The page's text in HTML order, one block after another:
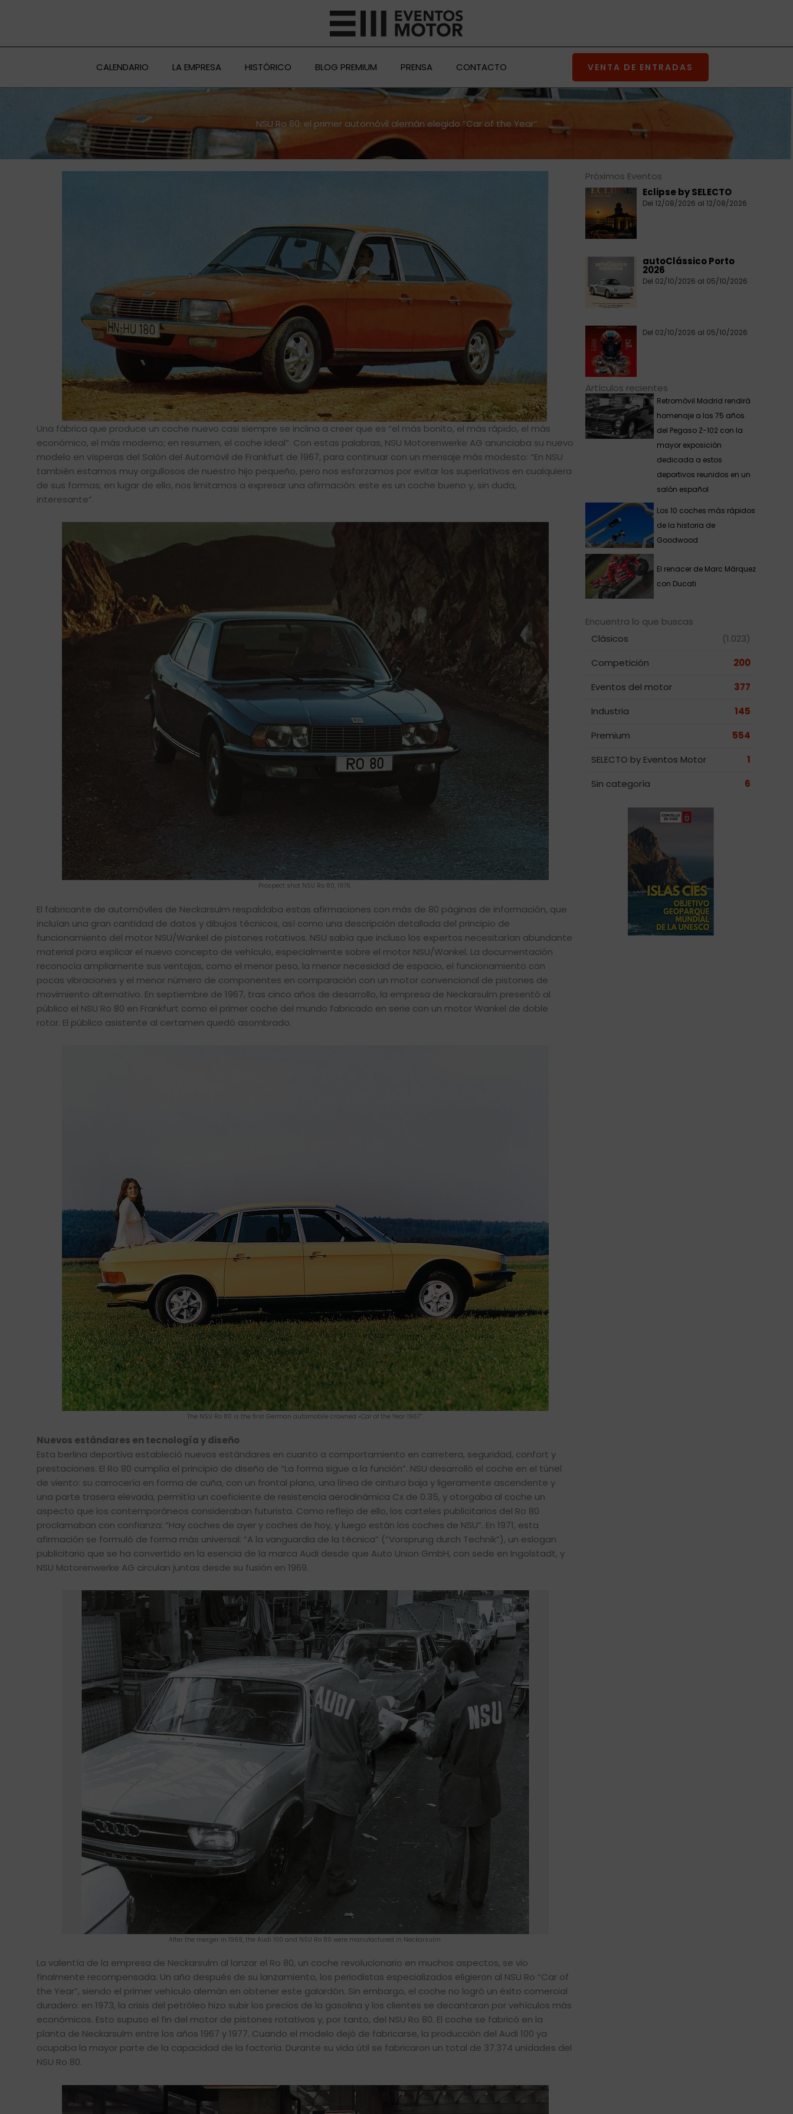
CALENDARIO LA EMPRESA HISTÓRICO BLOG PREMIUM PRENSA CONTACTO VENTA DE ENTRADAS
NSU Ro 80: el primer automóvil alemán elegido “Car of the Year”
Una fábrica que produce un coche nuevo casi siempre se inclina a creer que es “el más bonito, el más rápido, el más
económico, el más moderno; en resumen, el coche ideal”. Con estas palabras, NSU Motorenwerke AG anunciaba su nuevo
modelo en vísperas del Salón del Automóvil de Frankfurt de 1967, para continuar con un mensaje más modesto: “En NSU
también estamos muy orgullosos de nuestro hijo pequeño, pero nos esforzamos por evitar los superlativos en cualquiera
de sus formas; en lugar de ello, nos limitamos a expresar una afirmación: este es un coche bueno y, sin duda,
interesante”.
Prospect shot NSU Ro 80, 1976.
El fabricante de automóviles de Neckarsulm respaldaba estas afirmaciones con más de 80 páginas de información, que
incluían una gran cantidad de datos y dibujos técnicos, así como una descripción detallada del principio de
funcionamiento del motor NSU/Wankel de pistones rotativos. NSU sabía que incluso los expertos necesitarían abundante
material para explicar el nuevo concepto de vehículo, especialmente sobre el motor NSU/Wankel. La documentación
reconocía ampliamente sus ventajas, como el menor peso, la menor necesidad de espacio, el funcionamiento con
pocas vibraciones y el menor número de componentes en comparación con un motor convencional de pistones de
movimiento alternativo. En septiembre de 1967, tras cinco años de desarrollo, la empresa de Neckarsulm presentó al
público el NSU Ro 80 en Frankfurt como el primer coche del mundo fabricado en serie con un motor Wankel de doble
rotor. El público asistente al certamen quedó asombrado.
The NSU Ro 80 is the first German automobile crowned «Car of the Year 1967“.
Nuevos estándares en tecnología y diseño
Esta berlina deportiva estableció nuevos estándares en cuanto a comportamiento en carretera, seguridad, confort y
prestaciones. El Ro 80 cumplía el principio de diseño de “La forma sigue a la función”. NSU desarrolló el coche en el túnel
de viento: su carrocería en forma de cuña, con un frontal plano, una línea de cintura baja y ligeramente ascendente y
una parte trasera elevada, permitía un coeficiente de resistencia aerodinámica Cx de 0.35, y otorgaba al coche un
aspecto que los contemporáneos consideraban futurista. Como reflejo de ello, los carteles publicitarios del Ro 80
proclamaban con confianza: “Hay coches de ayer y coches de hoy, y luego están los coches de NSU”. En 1971, esta
afirmación se formuló de forma más universal: “A la vanguardia de la técnica” (“Vorsprung durch Technik”), un eslogan
publicitario que se ha convertido en la esencia de la marca Audi desde que Auto Union GmbH, con sede en Ingolstadt, y
NSU Motorenwerke AG circulan juntas desde su fusión en 1969.
After the merger in 1969, the Audi 100 and NSU Ro 80 were manufactured in Neckarsulm.
La valentía de la empresa de Neckarsulm al lanzar el Ro 80, un coche revolucionario en muchos aspectos, se vio
finalmente recompensada. Un año después de su lanzamiento, los periodistas especializados eligieron al NSU Ro “Car of
the Year”, siendo el primer vehículo alemán en obtener este galardón. Sin embargo, el coche no logró un éxito comercial
duradero: en 1973, la crisis del petróleo hizo subir los precios de la gasolina y los clientes se decantaron por vehículos más
económicos. Esto supuso el fin del motor de pistones rotativos y, por tanto, del NSU Ro 80. El coche se fabricó en la
planta de Neckarsulm entre los años 1967 y 1977. Cuando el modelo dejó de fabricarse, la producción del Audi 100 ya
ocupaba la mayor parte de la capacidad de la factoría. Durante su vida útil se fabricaron un total de 37.374 unidades del
NSU Ro 80.
Próximos Eventos
Eclipse by SELECTO
Del 12/08/2026 al 12/08/2026
autoClássico Porto
2026
Del 02/10/2026 al 05/10/2026
Del 02/10/2026 al 05/10/2026
Artículos recientes
Retromóvil Madrid rendirá
homenaje a los 75 años
del Pegaso Z-102 con la
mayor exposición
dedicada a estos
deportivos reunidos en un
salón español
Los 10 coches más rápidos
de la historia de
Goodwood
El renacer de Marc Márquez
con Ducati
Encuentra lo que buscas
Clásicos
(1.023)
Competición
200
Eventos del motor
377
Industria
145
Premium
554
SELECTO by Eventos Motor
1
Sin categoría
6